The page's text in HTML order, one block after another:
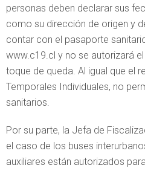
personas deben declarar sus
como su dirección de origen y
contar con el pasaporte
www.c19.cl y no se autorizará
toque de queda. Al igual que el
Temporales Individuales, no
sanitarios.
Por su parte, la Jefa de
el caso de los buses
auxiliares están autorizados